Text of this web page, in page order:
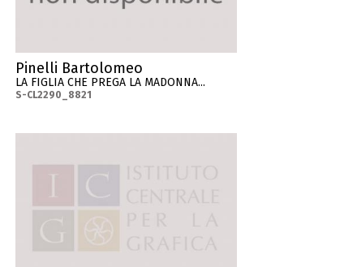
Pinelli Bartolomeo
LA FIGLIA CHE PREGA LA MADONNA...
S-CL2290_8821